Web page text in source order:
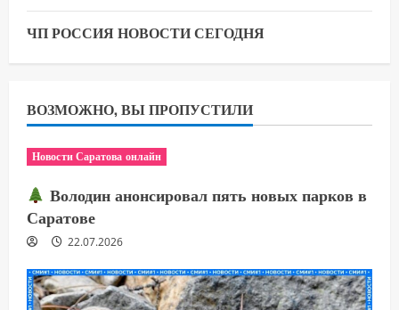
ЧП РОССИЯ НОВОСТИ СЕГОДНЯ
ВОЗМОЖНО, ВЫ ПРОПУСТИЛИ
Новости Саратова онлайн
Володин анонсировал пять новых парков в
Саратове
22.07.2026